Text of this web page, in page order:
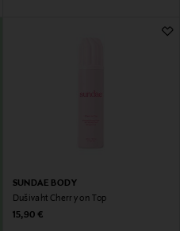
SUNDAE BODY
Dušivaht Cherry on Top
Original Price
15,90 €